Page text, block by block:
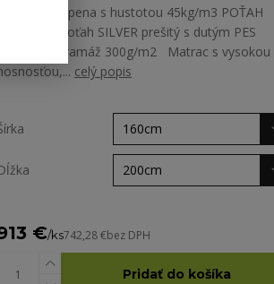
studená HR-pena s hustotou 45kg/m3 POŤAH
MATRACA poťah SILVER prešitý s dutým PES
vláknom - gramáž 300g/m2 Matrac s vysokou
celý popis
€/ks742,28 €bez DPH
Pridať do košíka